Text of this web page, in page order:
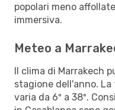
popolari meno
immersiva.
Meteo a
Il clima di Marrakech
stagione dell'anno.
varia da 6º a 38º.